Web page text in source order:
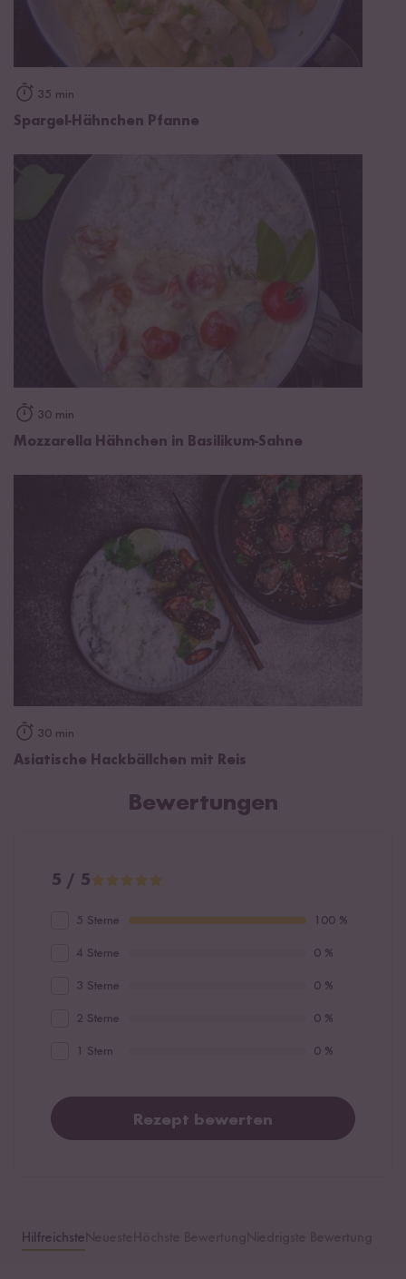
35 min
Spargel-Hähnchen Pfanne
30 min
Mozzarella Hähnchen in Basilikum-Sahne
30 min
Asiatische Hackbällchen mit Reis
Bewertungen
5 / 5
5 Sterne 100 %
4 Sterne 0 %
3 Sterne 0 %
2 Sterne 0 %
1 Stern 0 %
Rezept bewerten
Hilfreichste